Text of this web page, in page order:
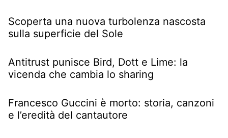
Scoperta una nuova turbolenza nascosta
sulla superficie del Sole
Antitrust punisce Bird, Dott e Lime: la
vicenda che cambia lo sharing
Francesco Guccini è morto: storia, canzoni
e l’eredità del cantautore